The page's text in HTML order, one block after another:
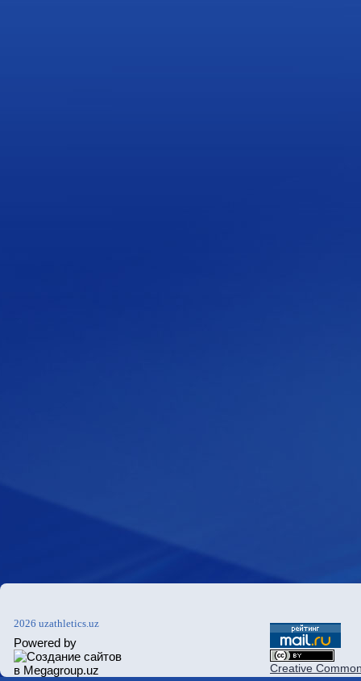
2026 uzathletics.uz
Powered by
Creative